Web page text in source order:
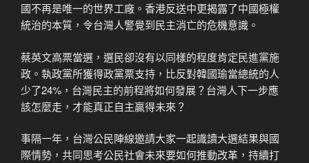
國不再是唯一的世界工廠。香港反送中更揭露了中國極權
統治的本質，令台灣人警覺到民主消亡的危機意識。
蔡英文高票當選，選民卻沒有以同樣的程度肯定民進黨施
政。執政黨所獲得政黨票支持，比反對韓國瑜當總統的人
少了24%，台灣民主的前程將如何發展？台灣人下一步應
該怎麼走，才能真正自主贏得未來？
事隔一年，台灣公民陣線邀請大家一起識讀大選結果與國
際情勢，共同思考公民社會未來要如何推動改革，持續打